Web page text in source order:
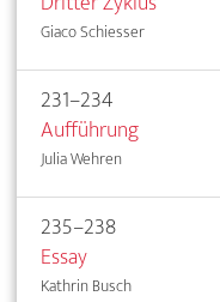
Giaco Schiesser
231–234
Aufführung
Julia Wehren
235–238
Essay
Kathrin Busch